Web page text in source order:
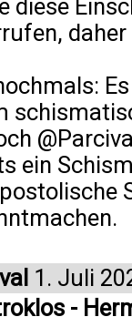
diese
ein
1. Juli
-